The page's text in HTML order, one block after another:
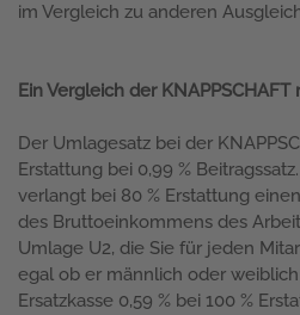
im Vergleich zu anderen
Ein Vergleich der
Der Umlagesatz bei der
Erstattung bei 0,99 %
verlangt bei 80 % Erstattung
des Bruttoeinkommens des
Umlage U2, die Sie für jeden
egal ob er männlich oder
Ersatzkasse 0,59 % bei 100 %